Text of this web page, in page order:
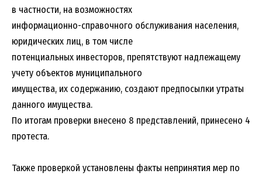
в частности, на возможностях
информационно-справочного обслуживания населения,
юридических лиц, в том числе
потенциальных инвесторов, препятствуют надлежащему
учету объектов муниципального
имущества, их содержанию, создают предпосылки утраты
данного имущества.
По итогам проверки внесено 8 представлений, принесено 4
протеста.
Также проверкой установлены факты непринятия мер по